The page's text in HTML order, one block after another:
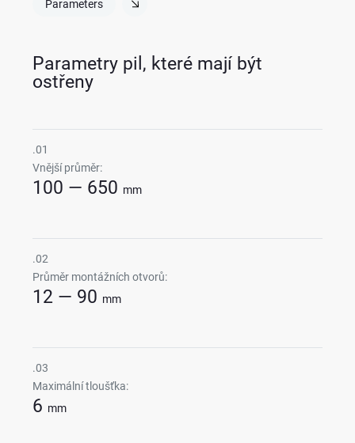
Parameters
Parametry pil, které mají být
ostřeny
.01
Vnější průměr:
100 — 650 mm
.02
Průměr montážních otvorů:
12 — 90 mm
.03
Maximální tloušťka:
6 mm